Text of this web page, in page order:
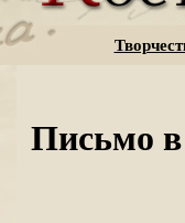
Письмо